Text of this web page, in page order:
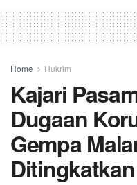
Home Hukrim
Kajari
Dugaan
Gempa